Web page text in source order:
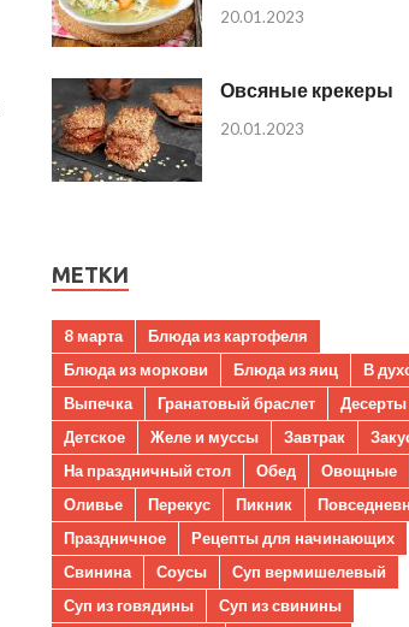
20.01.2023
Овсяные крекеры
20.01.2023
МЕТКИ
8 марта
Блюда из картофеля
Блюда из моркови
Блюда из яиц
В
Выпечка
Гранатовый браслет
Десерты
Детское
Желе и муссы Завтрак
На праздничный стол
Обед
Овощные
Оливье
Перекус Пикник
Праздничное
Рецепты для начинающих
Свинина
Соусы
Суп вермишелевый
Суп из говядины
Суп из свинины